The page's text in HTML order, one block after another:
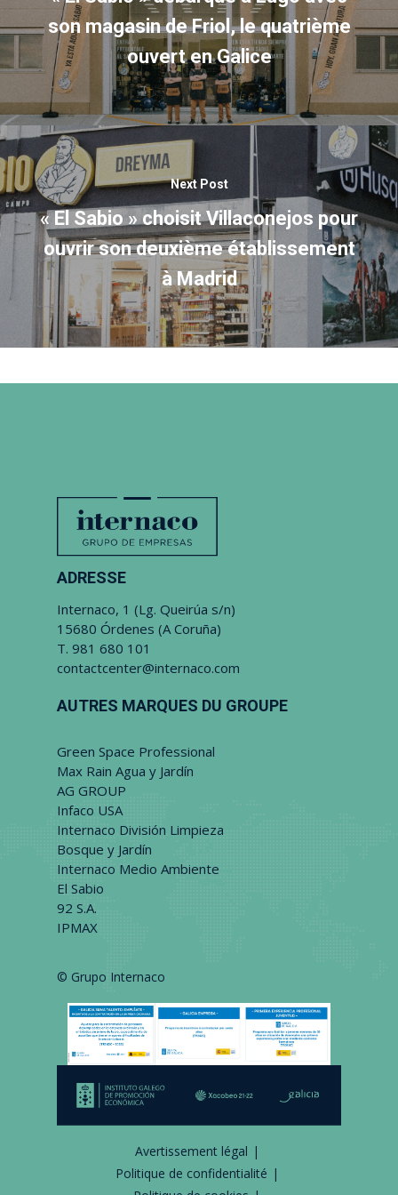
son magasin de Friol, le quatrième
ouvert en Galice
Next Post
« El Sabio » choisit Villaconejos pour
ouvrir son deuxième établissement
à Madrid
ADRESSE
Internaco, 1 (Lg. Queirúa s/n)
15680 Órdenes (A Coruña)
T. 981 680 101
contactcenter@internaco.com
AUTRES MARQUES DU GROUPE
Green Space Professional
Max Rain Agua y Jardín
AG GROUP
Infaco USA
Internaco División Limpieza
Bosque y Jardín
Internaco Medio Ambiente
El Sabio
92 S.A.
IPMAX
© Grupo Internaco
Avertissement légal
Politique de confidentialité